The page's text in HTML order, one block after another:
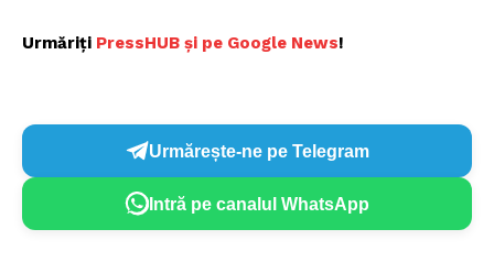
Urmăriți PressHUB și pe Google News!
Urmărește-ne pe Telegram
Intră pe canalul WhatsApp